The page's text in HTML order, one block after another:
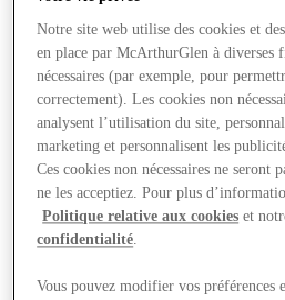
Offres
Notre site web utilise des cookies et
en place par McArthurGlen à diverses
nécessaires (par exemple, pour
correctement). Les cookies non
analysent l’utilisation du site,
marketing et personnalisent les
Ces cookies non nécessaires ne seront
ne les acceptiez. Pour plus
Politique relative aux cookies et
confidentialité.
Vous pouvez modifier vos préférences